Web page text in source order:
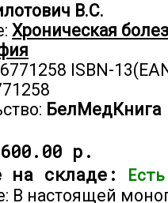
В.С.
Хроническая
ISBN-
БелМедКнига
р.
на складе:
В настоящей